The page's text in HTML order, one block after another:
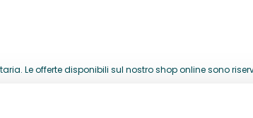
Le offerte disponibili sul nostro shop online sono